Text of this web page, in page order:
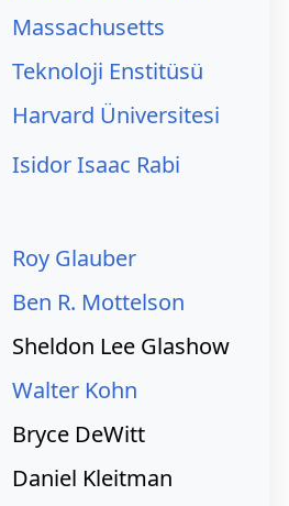
Massachusetts
Teknoloji Enstitüsü
Harvard Üniversitesi
Isidor Isaac Rabi
Roy Glauber
Ben R. Mottelson
Sheldon Lee Glashow
Walter Kohn
Bryce DeWitt
Daniel Kleitman